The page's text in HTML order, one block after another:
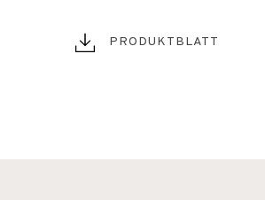
PRODUKTBLATT